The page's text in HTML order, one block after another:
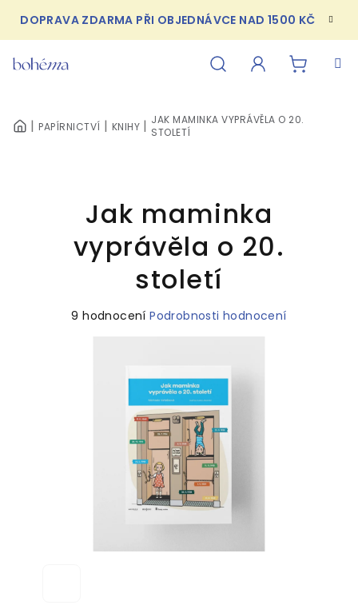
obsah
DOPRAVA ZDARMA PŘI OBJEDNÁVCE NAD 1500 KČ
DOMŮPAPÍRNICTVÍ KNIHY
JAK MAMINKA VYPRÁVĚLA O 20.
STOLETÍ
Jak maminka
vyprávěla o 20.
století
Průměrné
hvězdiček.
9 hodnocení Podrobnosti hodnocení